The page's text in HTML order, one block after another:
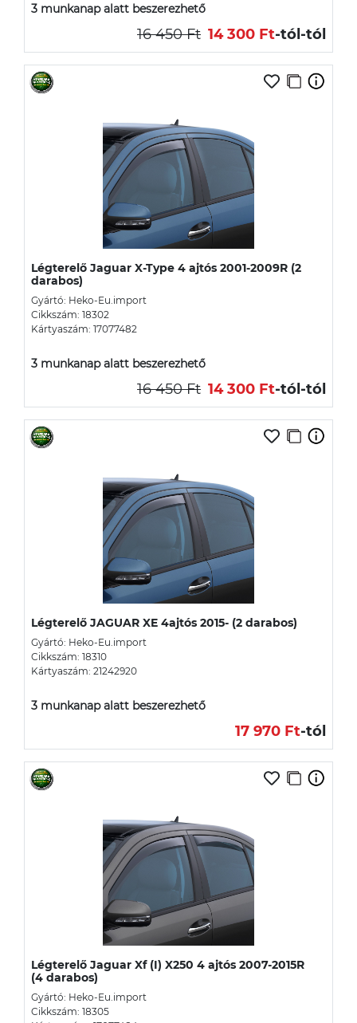
3 munkanap alatt beszerezhető
16 450 Ft 14 300 Ft-tól-tól
Légterelő Jaguar X-Type 4 ajtós 2001-2009R (2
darabos)
Gyártó: Heko-Eu.import
Cikkszám: 18302
Kártyaszám: 17077482
3 munkanap alatt beszerezhető
16 450 Ft 14 300 Ft-tól-tól
Légterelő JAGUAR XE 4ajtós 2015- (2 darabos)
Gyártó: Heko-Eu.import
Cikkszám: 18310
Kártyaszám: 21242920
3 munkanap alatt beszerezhető
17 970 Ft-tól
Légterelő Jaguar Xf (I) X250 4 ajtós 2007-2015R
(4 darabos)
Gyártó: Heko-Eu.import
Cikkszám: 18305